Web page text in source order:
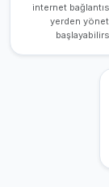
internet
yerden